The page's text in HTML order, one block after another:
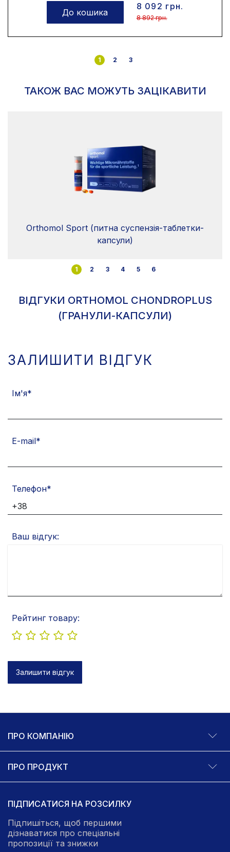
8 092 грн.
8 892 грн.
До кошика
1 2 3
ТАКОЖ ВАС МОЖУТЬ ЗАЦІКАВИТИ
Orthomol Sport (питна суспензія-таблетки-
капсули)
1 2 3 4 5 6
ВІДГУКИ ORTHOMOL CHONDROPLUS
(ГРАНУЛИ-КАПСУЛИ)
ЗАЛИШИТИ ВІДГУК
Ім'я
E-mail
Телефон
Ваш відгук:
Рейтинг товару:
Залишити відгук
ПРО КОМПАНІЮ
ПРО ПРОДУКТ
ПІДПИСАТИСЯ НА РОЗСИЛКУ
Підпишіться, щоб першими
дізнаватися про спеціальні
пропозиції та знижки